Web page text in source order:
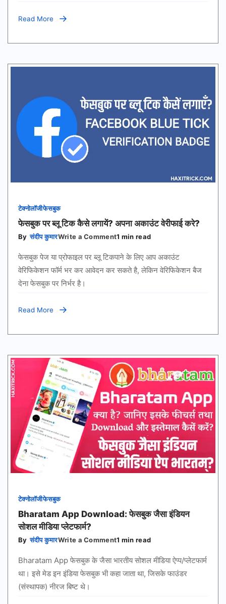
Read More
टेक्नोलॉजीफेसबुक
फेसबुक पर ब्लू टिक कैसे लगायें? अपना अकाउंट वेरीफाई करे?
By संदीप कुमारWrite a Commenton
पर
ब्लू
टिक
1 min read
फेसबुक पेज या प्रोफाइल पर ब्लू टिकपाने के लिए आप अकाउंट
वेरिफिकेशन फॉर्म भर कर आवेदन कर सकते है, लेकिन वेरिफिकेशन बैज
देना फेसबुक पर निर्भर है।
Read More
टेक्नोलॉजीफेसबुक
Bharatam App Download: फेसबुक जैसा इंडियन
सोशल मीडिया प्लेटफार्म?
By संदीप कुमारWrite a Commenton
App
Download:
फेसबुक
1 min read
Bharatam App फेसबुक के जैसा भारतीय सोशल मीडिया ऐप्प/प्लेटफार्म
था। इसे मेड इन इंडिया फेसबुक भी कहा जाता था, जिसके फाउंडर
(संस्थापक) नीरज बिष्ट थे।